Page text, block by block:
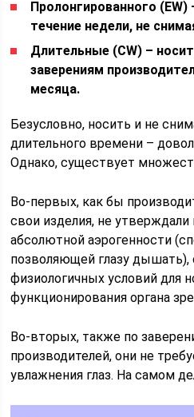
Пролонгированного
течение недели, не
Длительные (CW) –
заверениям
месяца.
Безусловно, носить и не
длительного времени –
Однако, существует
Во-первых, как бы
свои изделия, не утверждали
абсолютной аэрогенности
позволяющей глазу дышать),
физиологичных условий для
функционирования органа
Во-вторых, также по
производителей, они не
увлажнения глаз. На самом